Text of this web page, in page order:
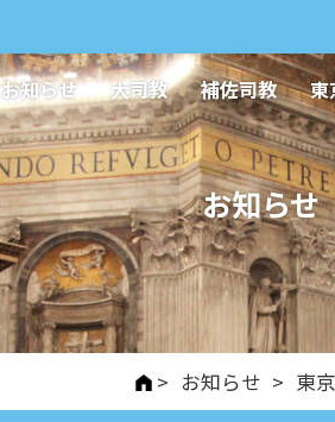
お知らせ 大司教 補佐司教 東
お知らせ
> お知らせ > 東